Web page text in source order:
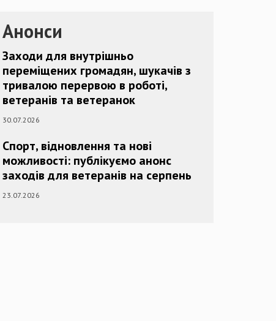
Анонси
Заходи для внутрішньо
переміщених громадян, шукачів з
тривалою перервою в роботі,
ветеранів та ветеранок
30.07.2026
Спорт, відновлення та нові
можливості: публікуємо анонс
заходів для ветеранів на серпень
23.07.2026